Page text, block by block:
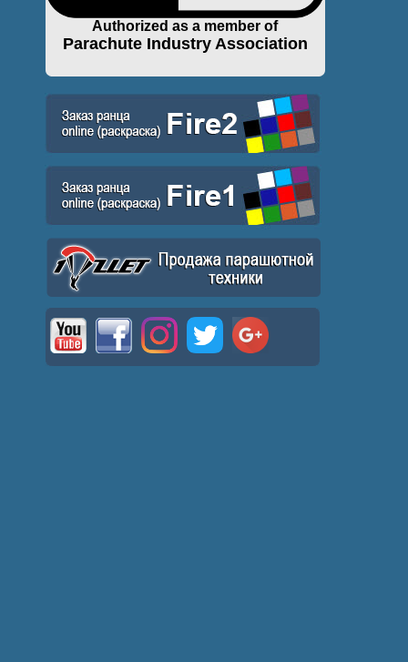
Authorized as a member of
Parachute Industry Association